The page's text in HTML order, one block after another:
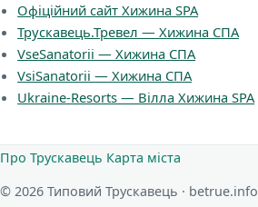
Офіційний сайт Хижина SPA
Трускавець.Тревел — Хижина СПА
VseSanatorii — Хижина СПА
VsiSanatorii — Хижина СПА
Ukraine-Resorts — Вілла Хижина SPA
Про Трускавець Карта міста
© 2026 Типовий Трускавець · betrue.info